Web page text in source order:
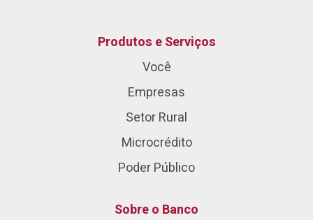
Produtos e Serviços
Você
Empresas
Setor Rural
Microcrédito
Poder Público
Sobre o Banco